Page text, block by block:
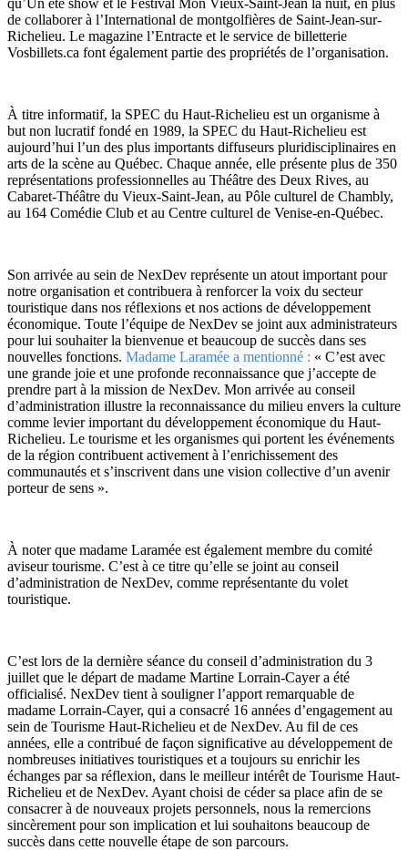
de collaborer à l’International de montgolfières de Saint-Jean-sur-
Richelieu. Le magazine l’Entracte et le service de billetterie
Vosbillets.ca font également partie des propriétés de l’organisation.
À titre informatif, la SPEC du Haut-Richelieu est un organisme à
but non lucratif fondé en 1989, la SPEC du Haut-Richelieu est
aujourd’hui l’un des plus importants diffuseurs pluridisciplinaires en
arts de la scène au Québec. Chaque année, elle présente plus de 350
représentations professionnelles au Théâtre des Deux Rives, au
Cabaret-Théâtre du Vieux-Saint-Jean, au Pôle culturel de Chambly,
au 164 Comédie Club et au Centre culturel de Venise-en-Québec.
Son arrivée au sein de NexDev représente un atout important pour
notre organisation et contribuera à renforcer la voix du secteur
touristique dans nos réflexions et nos actions de développement
économique. Toute l’équipe de NexDev se joint aux administrateurs
pour lui souhaiter la bienvenue et beaucoup de succès dans ses
nouvelles fonctions. Madame Laramée a mentionné : « C’est avec
une grande joie et une profonde reconnaissance que j’accepte de
prendre part à la mission de NexDev. Mon arrivée au conseil
d’administration illustre la reconnaissance du milieu envers la culture
comme levier important du développement économique du Haut-
Richelieu. Le tourisme et les organismes qui portent les événements
de la région contribuent activement à l’enrichissement des
communautés et s’inscrivent dans une vision collective d’un avenir
porteur de sens ».
À noter que madame Laramée est également membre du comité
aviseur tourisme. C’est à ce titre qu’elle se joint au conseil
d’administration de NexDev, comme représentante du volet
touristique.
C’est lors de la dernière séance du conseil d’administration du 3
juillet que le départ de madame Martine Lorrain-Cayer a été
officialisé. NexDev tient à souligner l’apport remarquable de
madame Lorrain-Cayer, qui a consacré 16 années d’engagement au
sein de Tourisme Haut-Richelieu et de NexDev. Au fil de ces
années, elle a contribué de façon significative au développement de
nombreuses initiatives touristiques et a toujours su enrichir les
échanges par sa réflexion, dans le meilleur intérêt de Tourisme Haut-
Richelieu et de NexDev. Ayant choisi de céder sa place afin de se
consacrer à de nouveaux projets personnels, nous la remercions
sincèrement pour son implication et lui souhaitons beaucoup de
succès dans cette nouvelle étape de son parcours.